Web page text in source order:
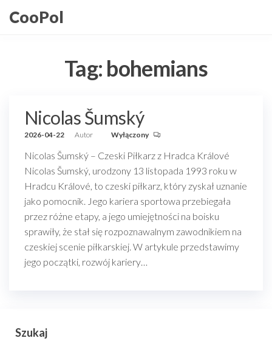
doCooPol
Tag: bohemians
Nicolas Šumský
2026-04-22 Autor Wyłączony
Nicolas Šumský – Czeski Piłkarz z Hradca Králové
Nicolas Šumský, urodzony 13 listopada 1993 roku w
Hradcu Králové, to czeski piłkarz, który zyskał uznanie
jako pomocnik. Jego kariera sportowa przebiegała
przez różne etapy, a jego umiejętności na boisku
sprawiły, że stał się rozpoznawalnym zawodnikiem na
czeskiej scenie piłkarskiej. W artykule przedstawimy
jego początki, rozwój kariery…
Szukaj